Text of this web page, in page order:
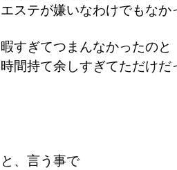
エステが嫌いなわけでもなか
暇すぎてつまんなかったのと
時間持て余しすぎてただけだ
と、言う事で